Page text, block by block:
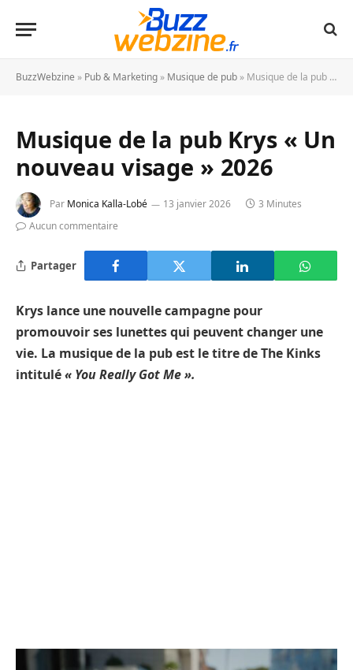
BuzzWebzine » Pub & Marketing » Musique de pub » Musique de la pub Krys « Un nouveau visage » 2026
Musique de la pub Krys « Un
nouveau visage » 2026
Par Monica Kalla-Lobé 13 janvier 2026
3 Minutes
Aucun commentaire
Partager
Krys lance une nouvelle campagne pour
promouvoir ses lunettes qui peuvent changer une
vie. La musique de la pub est le titre de The Kinks
intitulé« You Really Got Me ».